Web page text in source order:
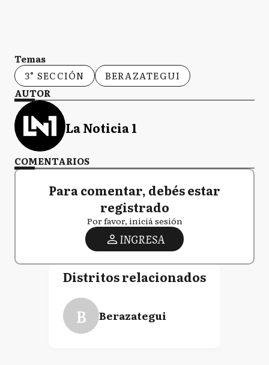
Temas
3° SECCIÓN
BERAZATEGUI
AUTOR
La Noticia 1
COMENTARIOS
Para comentar, debés estar
registrado
Por favor, iniciá sesión
INGRESA
Distritos relacionados
B Berazategui